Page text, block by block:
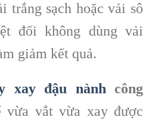
trắng sạch hoặc vải sô
đối không dùng vải
giảm kết quả.
xay đậu nành công
vừa vắt vừa xay được